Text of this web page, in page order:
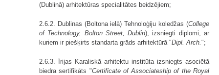
(Dublinā) arhitektūras specialitātes beidzējiem;
2.6.2. Dublinas (Boltona ielā) Tehnoloģiju koledžas (College
of Technology, Bolton Street, Dublin), izsniegti diplomi, ar
kuriem ir piešķirts standarta grāds arhitektūrā "Dipl. Arch. ";
2.6.3. Īrijas Karaliskā arhitektu institūta izsniegts asociētā
biedra sertifikāts "Certificate of Associateship of the Royal